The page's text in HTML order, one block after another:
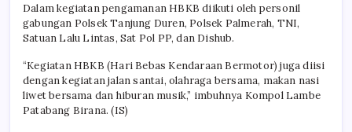
Dalam kegiatan pengamanan HBKB diikuti oleh personil
gabungan Polsek Tanjung Duren, Polsek Palmerah, TNI,
Satuan Lalu Lintas, Sat Pol PP, dan Dishub.
“Kegiatan HBKB (Hari Bebas Kendaraan Bermotor) juga diisi
dengan kegiatan jalan santai, olahraga bersama, makan nasi
liwet bersama dan hiburan musik,” imbuhnya Kompol Lambe
Patabang Birana. (IS)